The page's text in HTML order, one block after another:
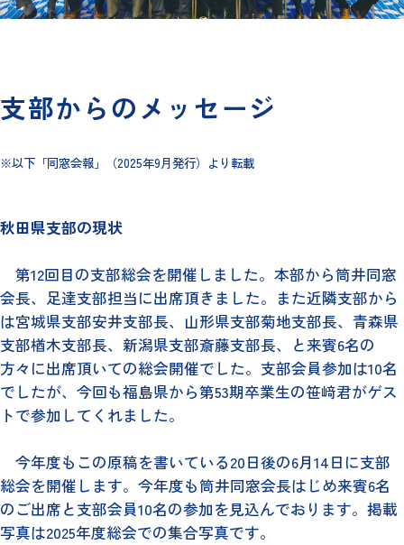
支部からのメッセージ
※以下「同窓会報」（2025年9月発行）より転載
秋田県支部の現状
第12回目の支部総会を開催しました。本部から筒井同窓
会長、足達支部担当に出席頂きました。また近隣支部から
は宮城県支部安井支部長、山形県支部菊地支部長、青森県
支部楢木支部長、新潟県支部斎藤支部長、と来賓6名の
方々に出席頂いての総会開催でした。支部会員参加は10名
でしたが、今回も福島県から第53期卒業生の笹﨑君がゲス
トで参加してくれました。
今年度もこの原稿を書いている20日後の6月14日に支部
総会を開催します。今年度も筒井同窓会長はじめ来賓6名
のご出席と支部会員10名の参加を見込んでおります。掲載
写真は2025年度総会での集合写真です。